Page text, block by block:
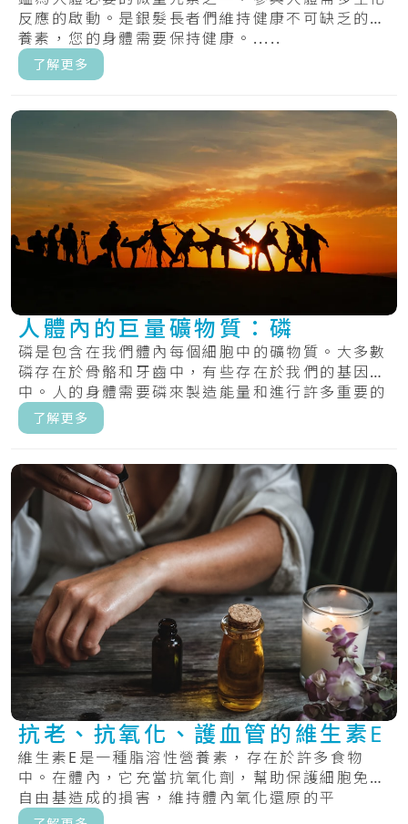
反應的啟動。是銀髮長者們維持健康不可缺乏的營
養素，您的身體需要保持健康。.....
了解更多
人體內的巨量礦物質：磷
磷是包含在我們體內每個細胞中的礦物質。大多數
磷存在於骨骼和牙齒中，有些存在於我們的基因
中。人的身體需要磷來製造能量和進行許多重要的
化學過.....
了解更多
抗老、抗氧化、護血管的維生素E
維生素E是一種脂溶性營養素，存在於許多食物
中。在體內，它充當抗氧化劑，幫助保護細胞免受
自由基造成的損害，維持體內氧化還原的平
衡。.....